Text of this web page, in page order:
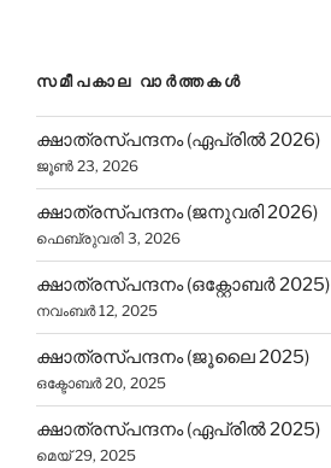
സമീപകാല വാർത്തകൾ
ക്ഷാത്രസ്പന്ദനം (ഏപ്രിൽ 2026)
ജൂൺ 23, 2026
ക്ഷാത്രസ്പന്ദനം (ജനുവരി 2026)
ഫെബ്രുവരി 3, 2026
ക്ഷാത്രസ്പന്ദനം (ഒക്റ്റോബർ 2025)
നവംബർ 12, 2025
ക്ഷാത്രസ്പന്ദനം (ജൂലൈ 2025)
ഒക്ടോബർ 20, 2025
ക്ഷാത്രസ്പന്ദനം (ഏപ്രിൽ 2025)
മെയ്‌ 29, 2025